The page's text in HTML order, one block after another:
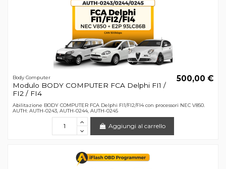
Body Computer
Modulo BODY COMPUTER FCA Delphi FI1 /
FI2 / FI4
500,00 €
Abilitazione BODY COMPUTER FCA Delphi FI1/FI2/FI4 con processori NEC V850.
AUTH: AUTH-0243, AUTH-0244, AUTH-0245
Aggiungi al carrello